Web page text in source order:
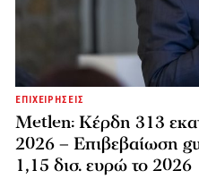
ΕΠΙΧΕΙΡΗΣΕΙΣ
Metlen: Κέρδη 313
2026 – Επιβεβαίωση
1,15 δισ. ευρώ το 2026